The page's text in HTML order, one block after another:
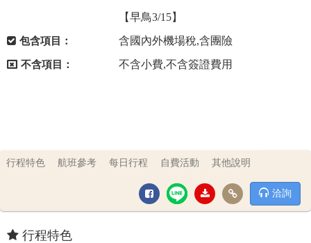
【早鳥3/15】
包含項目： 含國內外機場稅,含團險
不含項目： 不含小費,不含簽證費用
行程特色 航班參考 每日行程 自費活動 其他說明
洽詢
行程特色